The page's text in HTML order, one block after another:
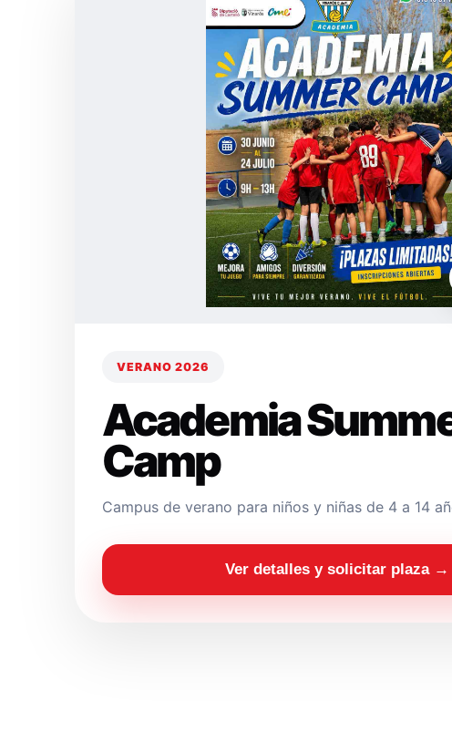
VERANO 2026
Academia
Camp
Campus de verano para niños y niñas de 4 a 14
Ver detalles y solicitar plaza →